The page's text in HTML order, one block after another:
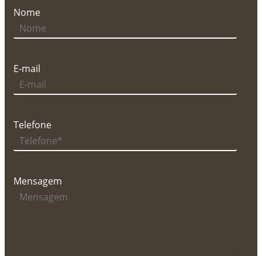
Nome
E-mail
Telefone
Mensagem